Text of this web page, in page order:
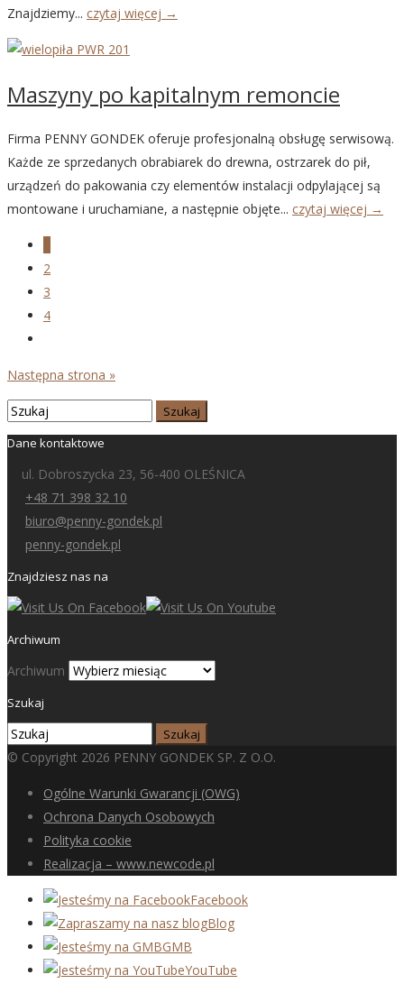
Znajdziemy... czytaj więcej →
Maszyny po kapitalnym remoncie
Firma PENNY GONDEK oferuje profesjonalną obsługę serwisową.
Każde ze sprzedanych obrabiarek do drewna, ostrzarek do pił,
urządzeń do pakowania czy elementów instalacji odpylającej są
montowane i uruchamiane, a następnie objęte... czytaj więcej →
2
3
4
Następna strona »
Dane kontaktowe
ul. Dobroszycka 23, 56-400 OLEŚNICA
+48 71 398 32 10
biuro@penny-gondek.pl
penny-gondek.pl
Znajdziesz nas na
Archiwum
Archiwum
Szukaj
© Copyright 2026 PENNY GONDEK SP. Z O.O.
Ogólne Warunki Gwarancji (OWG)
Ochrona Danych Osobowych
Polityka cookie
Realizacja – www.newcode.pl
Facebook
Blog
GMB
YouTube